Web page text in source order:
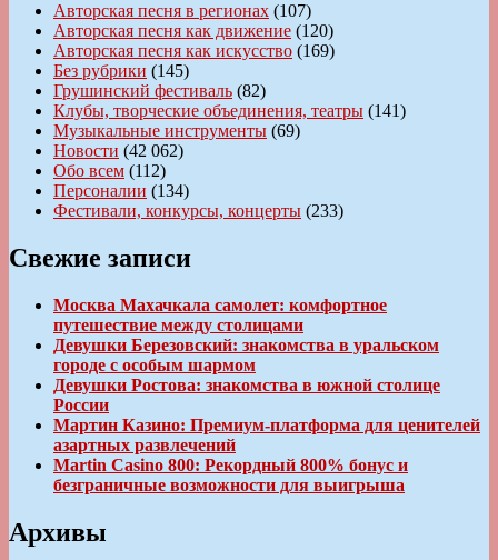
Авторская песня в регионах (107)
Авторская песня как движение (120)
Авторская песня как искусство (169)
Без рубрики (145)
Грушинский фестиваль (82)
Клубы, творческие объединения, театры (141)
Музыкальные инструменты (69)
Новости (42 062)
Обо всем (112)
Персоналии (134)
Фестивали, конкурсы, концерты (233)
Свежие записи
Москва Махачкала самолет: комфортное
путешествие между столицами
Девушки Березовский: знакомства в уральском
городе с особым шармом
Девушки Ростова: знакомства в южной столице
России
Мартин Казино: Премиум-платформа для ценителей
азартных развлечений
Martin Casino 800: Рекордный 800% бонус и
безграничные возможности для выигрыша
Архивы